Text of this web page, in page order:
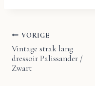
Bericht
navigatie
VORIGE
Vintage strak lang
dressoir Palissander /
Zwart